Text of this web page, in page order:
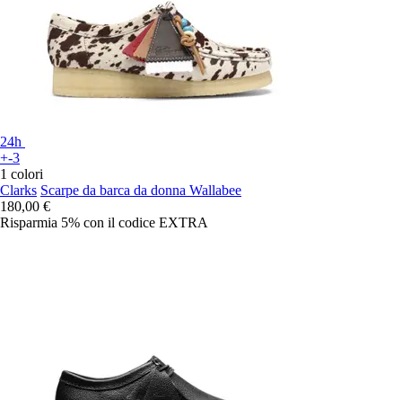
24h
+-3
1 colori
Clarks Scarpe da barca da donna Wallabee
180,00 €
Risparmia 5% con il codice EXTRA